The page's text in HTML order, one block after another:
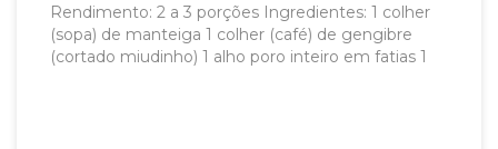
Rendimento: 2 a 3 porções Ingredientes: 1 colher
(sopa) de manteiga 1 colher (café) de gengibre
(cortado miudinho) 1 alho poro inteiro em fatias 1